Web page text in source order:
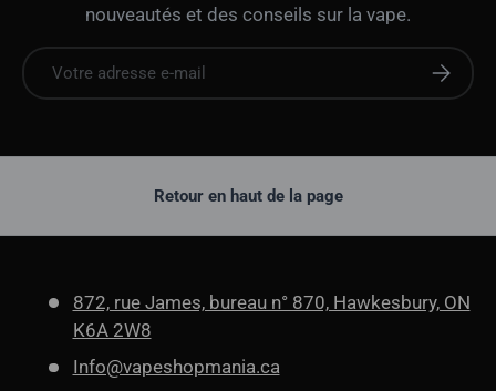
nouveautés et des conseils sur la vape.
E-mail
Retour en haut de la page
872, rue James, bureau n° 870, Hawkesbury, ON
K6A 2W8
Info@vapeshopmania.ca